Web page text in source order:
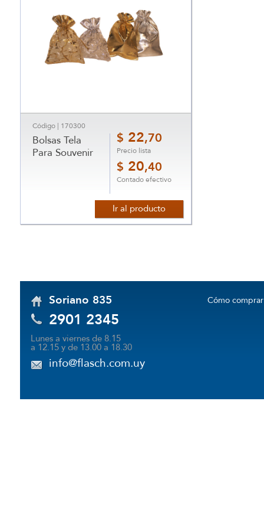
Código | 170300
Bolsas Tela
Para Souvenir
$ 22,70
Precio lista
$ 20,40
Contado efectivo
Ir al producto
Cómo comprar
Soriano 835
2901 2345
Lunes a viernes de 8.15
a 12.15 y de 13.00 a 18.30
info@flasch.com.uy